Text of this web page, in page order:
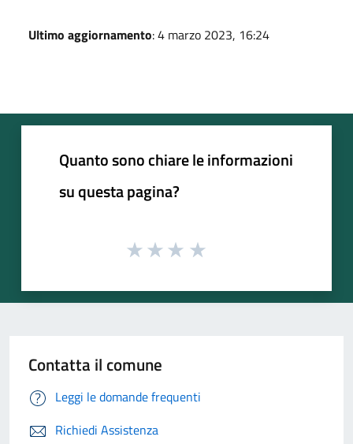
Ultimo aggiornamento: 4 marzo 2023, 16:24
Quanto sono chiare le informazioni
su questa pagina?
Contatta il comune
Leggi le domande frequenti
Richiedi Assistenza